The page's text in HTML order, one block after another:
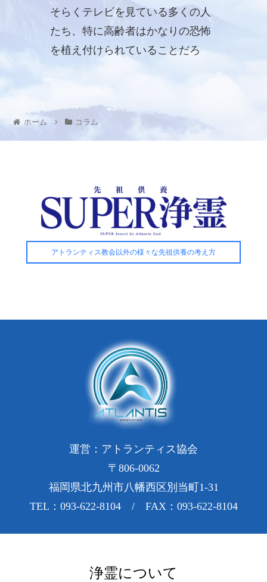
そらくテレビを見ている多くの人
たち、特に高齢者はかなりの恐怖
を植え付けられていることだろ
ホーム コラム
アトランティス教会以外の様々な先祖供養の考え方
運営：アトランティス協会
〒806-0062
福岡県北九州市八幡西区別当町1-31
TEL：093-622-8104 / FAX：093-622-8104
浄霊について